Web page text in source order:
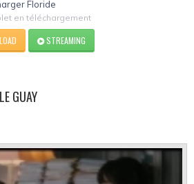
Floride
en téléchargement
STREAMING
GUAY